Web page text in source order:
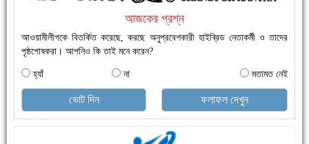
এক সপ্তাহে শনাক্ত বেড়েছে ৫৫%, মৃত্যু ৪৬%
আজকের প্রশ্ন
আওয়ামীলীগকে বিতর্কিত করেছে, করছে অনুপ্রবেশকারী হাইব্রিড নেতাকর্মী ও তাদের
পৃষ্ঠপোষকরা। আপনিও কি তাই মনে করেন?
হ্যাঁ না মতামত নেই
ভোট দিন ফলাফল দেখুন